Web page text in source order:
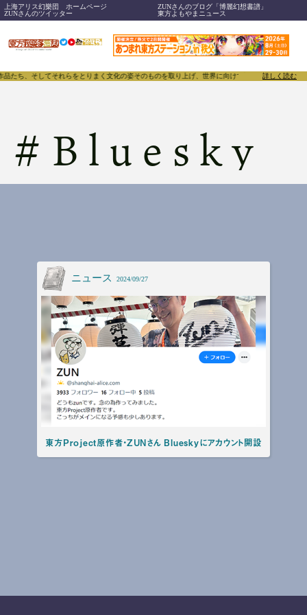
上海アリス幻樂団 ホームページ
ZUNさんのブログ「博麗幻想書譜」
ZUNさんのツイッター
東方よもやまニュース
、そしてそれらをとりまく文化の姿そのものを取り上げ、世界に向けて誇らしく発信する
詳しく読む
# Bluesky
ニュース 2024/09/27
東方Project原作者・ZUNさん Blueskyにアカウント開設